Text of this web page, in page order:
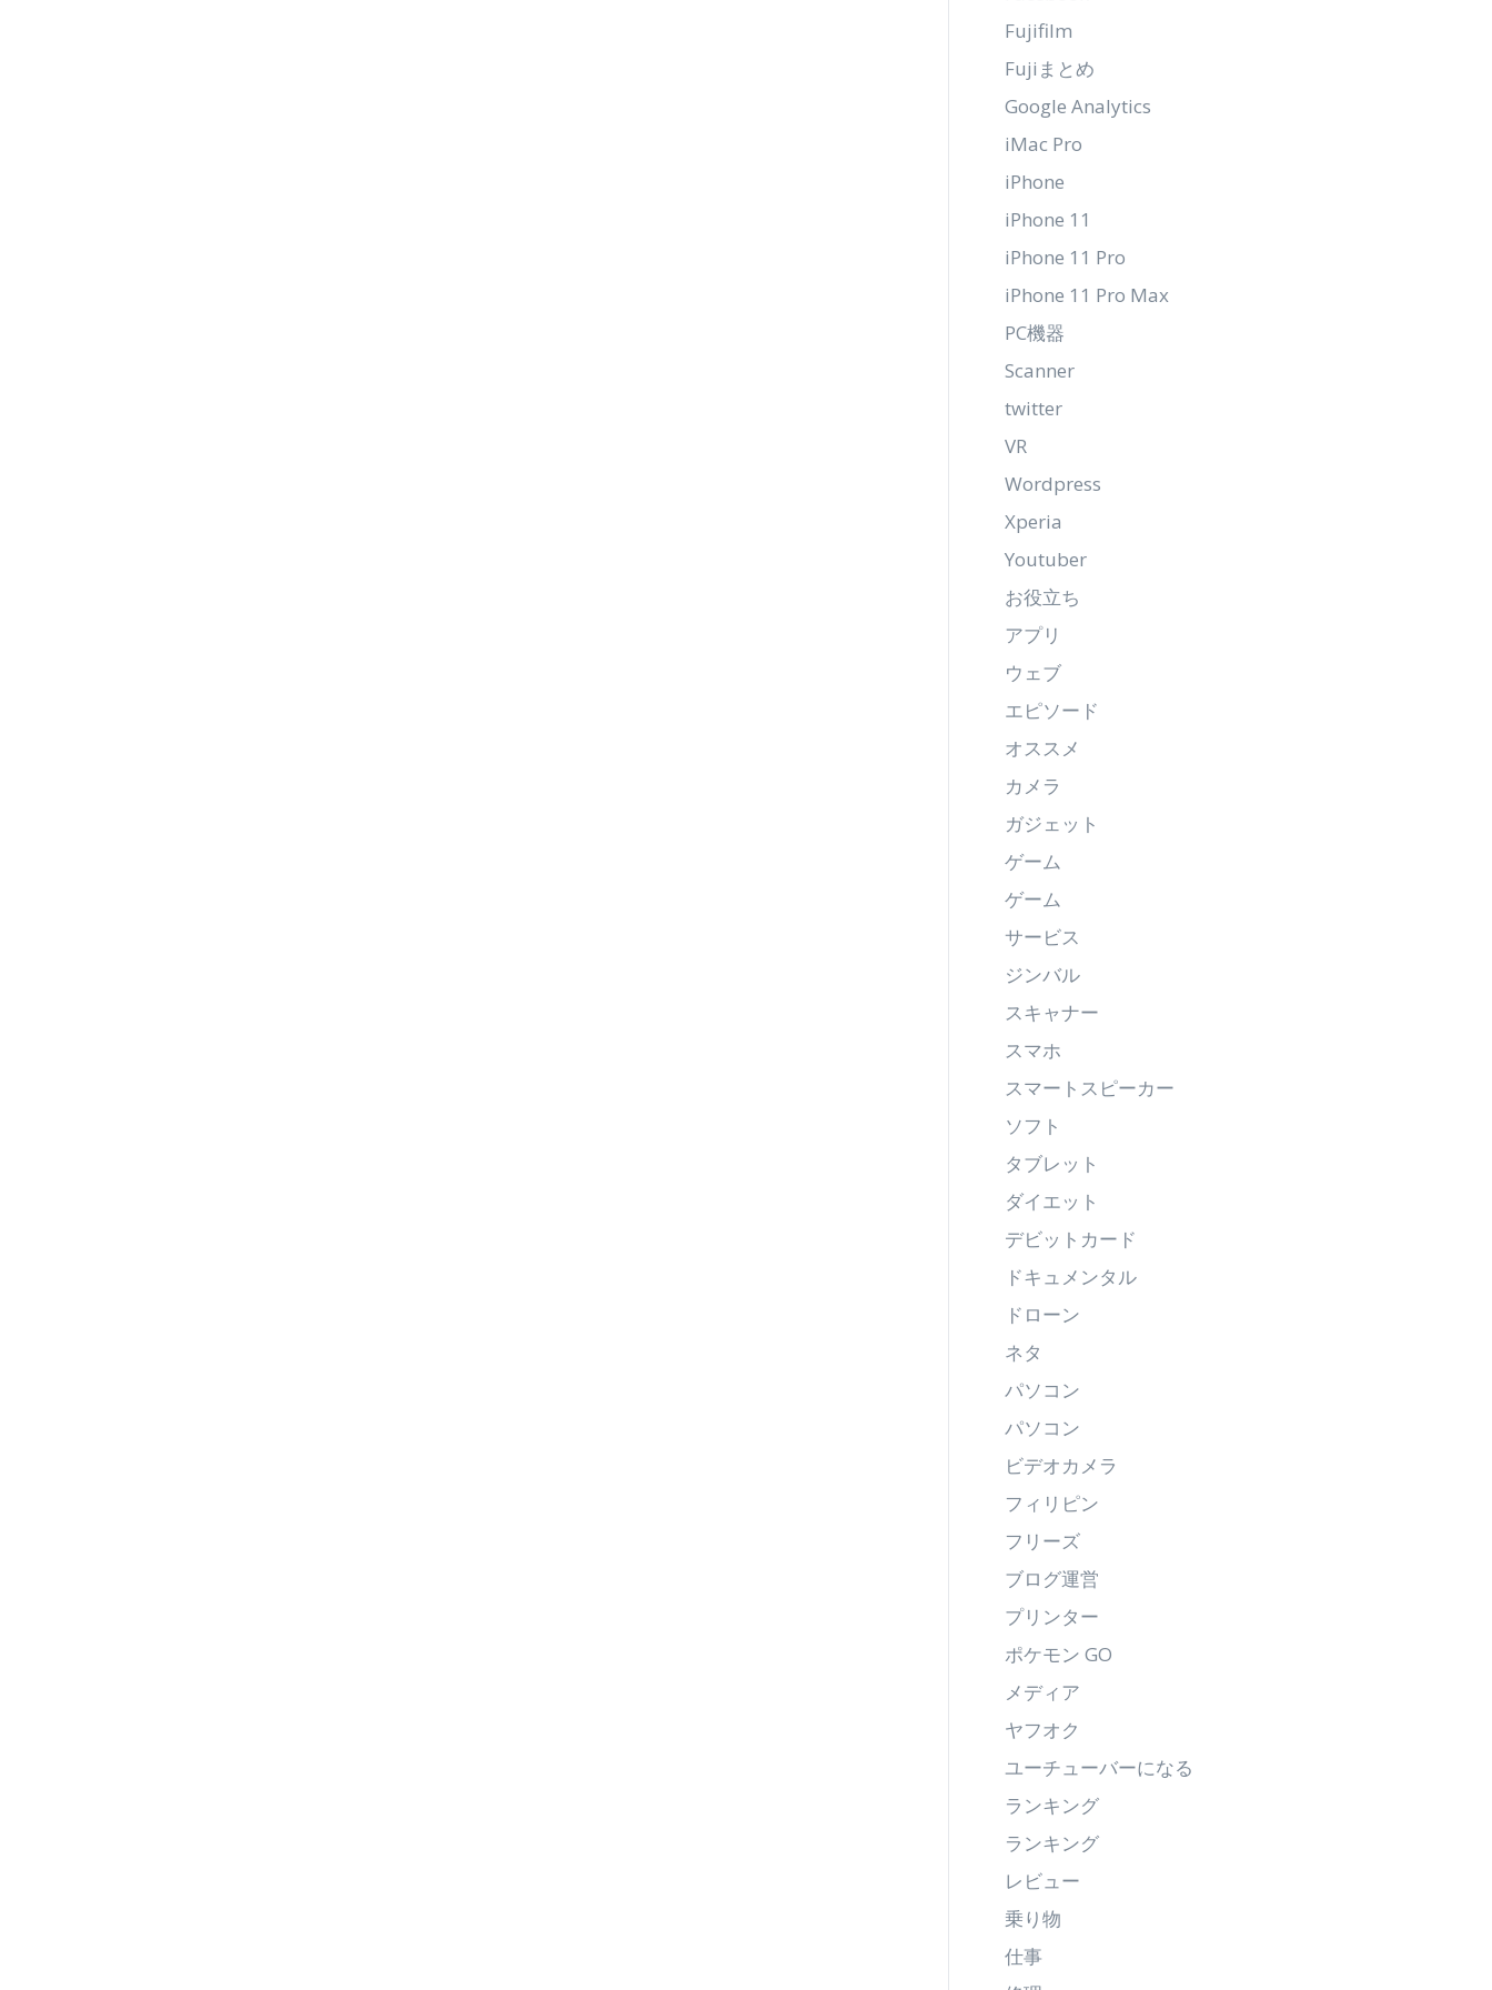
Fujifilm
Fujiまとめ
Google Analytics
iMac Pro
iPhone
iPhone 11
iPhone 11 Pro
iPhone 11 Pro Max
PC機器
Scanner
twitter
VR
Wordpress
Xperia
Youtuber
お役立ち
アプリ
ウェブ
エピソード
オススメ
カメラ
ガジェット
ゲーム
ゲーム
サービス
ジンバル
スキャナー
スマホ
スマートスピーカー
ソフト
タブレット
ダイエット
デビットカード
ドキュメンタル
ドローン
ネタ
パソコン
パソコン
ビデオカメラ
フィリピン
フリーズ
ブログ運営
プリンター
ポケモン GO
メディア
ヤフオク
ユーチューバーになる
ランキング
ランキング
レビュー
乗り物
仕事